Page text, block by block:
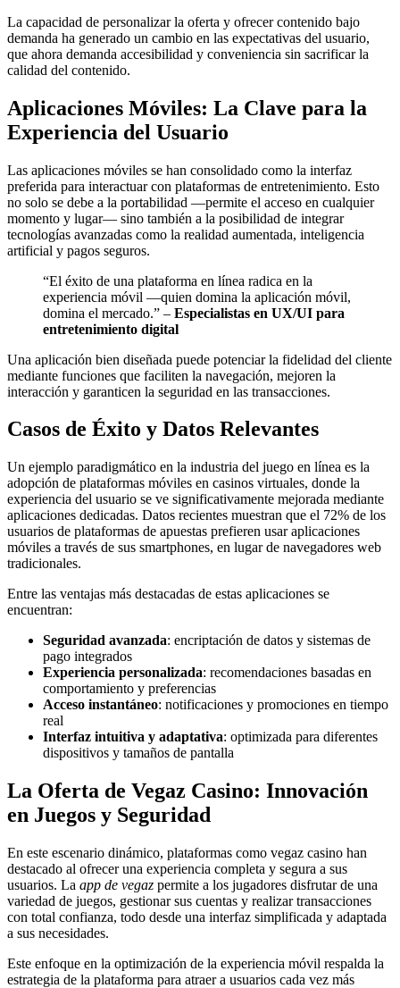
La capacidad de personalizar la oferta y ofrecer contenido bajo
demanda ha generado un cambio en las expectativas del usuario,
que ahora demanda accesibilidad y conveniencia sin sacrificar la
calidad del contenido.
Aplicaciones Móviles: La Clave para la
Experiencia del Usuario
Las aplicaciones móviles se han consolidado como la interfaz
preferida para interactuar con plataformas de entretenimiento. Esto
no solo se debe a la portabilidad —permite el acceso en cualquier
momento y lugar— sino también a la posibilidad de integrar
tecnologías avanzadas como la realidad aumentada, inteligencia
artificial y pagos seguros.
“El éxito de una plataforma en línea radica en la
experiencia móvil —quien domina la aplicación móvil,
domina el mercado.” – Especialistas en UX/UI para
entretenimiento digital
Una aplicación bien diseñada puede potenciar la fidelidad del cliente
mediante funciones que faciliten la navegación, mejoren la
interacción y garanticen la seguridad en las transacciones.
Casos de Éxito y Datos Relevantes
Un ejemplo paradigmático en la industria del juego en línea es la
adopción de plataformas móviles en casinos virtuales, donde la
experiencia del usuario se ve significativamente mejorada mediante
aplicaciones dedicadas. Datos recientes muestran que el 72% de los
usuarios de plataformas de apuestas prefieren usar aplicaciones
móviles a través de sus smartphones, en lugar de navegadores web
tradicionales.
Entre las ventajas más destacadas de estas aplicaciones se
encuentran:
Seguridad avanzada: encriptación de datos y sistemas de
pago integrados
Experiencia personalizada: recomendaciones basadas en
comportamiento y preferencias
Acceso instantáneo: notificaciones y promociones en tiempo
real
Interfaz intuitiva y adaptativa: optimizada para diferentes
dispositivos y tamaños de pantalla
La Oferta de Vegaz Casino: Innovación
en Juegos y Seguridad
En este escenario dinámico, plataformas como vegaz casino han
destacado al ofrecer una experiencia completa y segura a sus
usuarios. La app de vegaz permite a los jugadores disfrutar de una
variedad de juegos, gestionar sus cuentas y realizar transacciones
con total confianza, todo desde una interfaz simplificada y adaptada
a sus necesidades.
Este enfoque en la optimización de la experiencia móvil respalda la
estrategia de la plataforma para atraer a usuarios cada vez más